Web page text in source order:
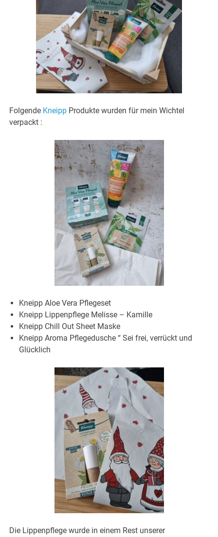
Folgende Kneipp Produkte wurden für mein Wichtel
verpackt :
Kneipp Aloe Vera Pflegeset
Kneipp Lippenpflege Melisse – Kamille
Kneipp Chill Out Sheet Maske
Kneipp Aroma Pflegedusche “ Sei frei, verrückt und
Glücklich
Die Lippenpflege wurde in einem Rest unserer